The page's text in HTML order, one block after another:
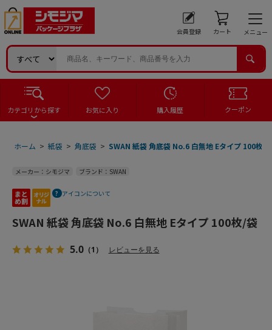
会員登録 カート メニュー
カテゴリから探す お気に入り 購入履歴 クーポン
ホーム > 紙袋 > 角底袋 > SWAN 紙袋 角底袋 No.6 白無地 Eタイプ 100枚/
メーカー：シモジマ ブランド：SWAN
アイコンについて
SWAN 紙袋 角底袋 No.6 白無地 Eタイプ 100枚/袋
5.0（1） レビューを見る